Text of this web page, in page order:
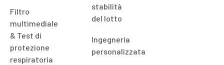
Filtro
multimediale
& Test di
protezione
respiratoria
stabilità
del lotto
Ingegneria
personalizzata